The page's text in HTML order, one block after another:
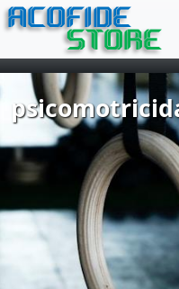
ACOFIDE
STORE